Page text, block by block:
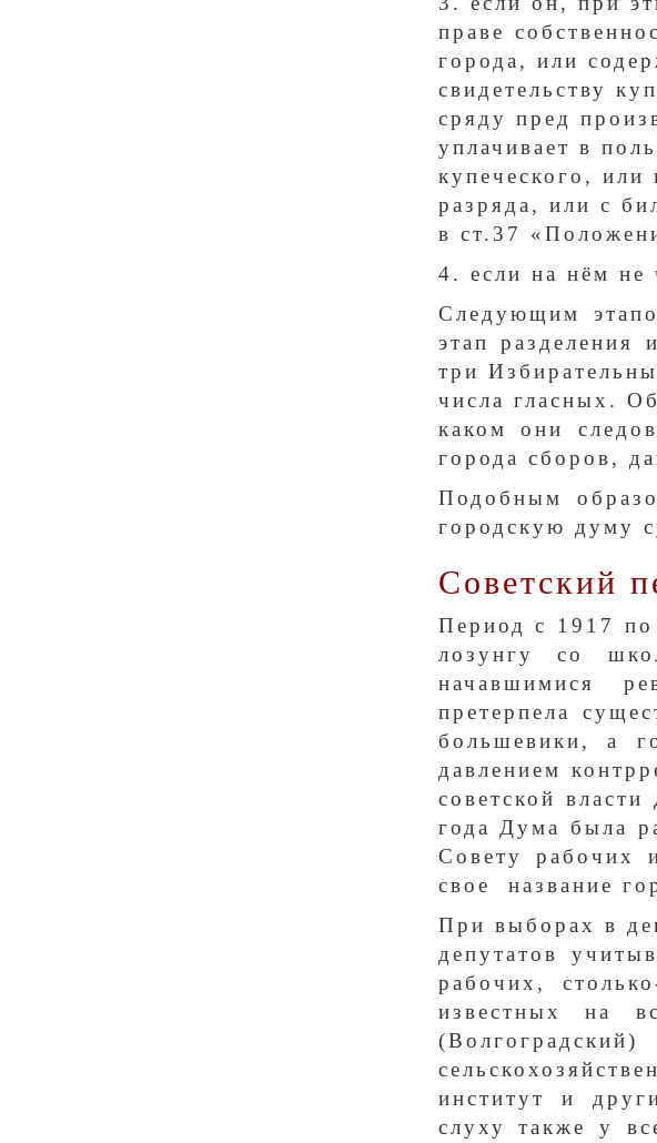
праве
города, или
свидетельству
сряду пред
уплачивает в
купеческого,
разряда, или с
в ст.37
4. если на нём не
Следующим
этап разделения
три
числа гласных.
каком они
города сборов,
Подобным
городскую думу
Советский
Период с 1917
лозунгу со
начавшимися
претерпела
большевики, а
давлением
советской
года Дума была
Совету рабочих
свое название
При выборах в
депутатов
рабочих,
известных на
институт и
слуху также у